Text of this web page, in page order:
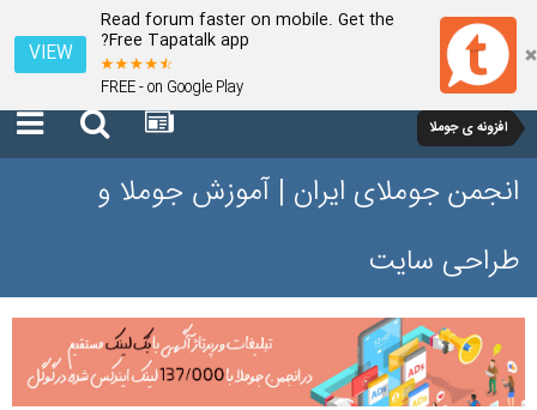
Read forum faster on mobile. Get the
Free Tapatalk app?
FREE - on Google Play
VIEW
افزونه ی جوملا
انجمن جوملای ایران | آموزش جوملا و
طراحی سایت